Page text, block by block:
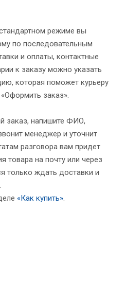
режиме вы
по последовательным
и оплаты, контактные
к заказу можно указать
которая поможет курьеру
заказ».
заказ, напишите ФИО,
менеджер и уточнит
разговора вам придет
товара на почту или через
только ждать доставки и
«Как купить».